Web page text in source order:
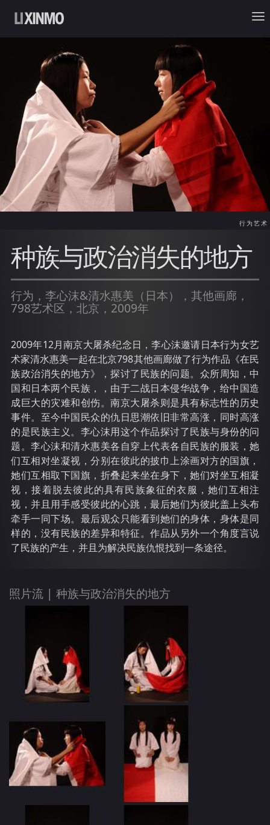
行为艺术
种族与政治消失的地方
行为，李心沫&清水惠美（日本），其他画廊，
798艺术区，北京，2009年
2009年12月南京大屠杀纪念日，李心沫邀请日本行为女艺
术家清水惠美一起在北京798其他画廊做了行为作品《在民
族政治消失的地方》，探讨了民族的问题。众所周知，中
国和日本两个民族，，由于二战日本侵华战争，给中国造
成巨大的灾难和创伤。南京大屠杀则是具有标志性的历史
事件。至今中国民众的仇日思潮依旧非常高涨，同时高涨
的是民族主义。李心沫用这个作品探讨了民族与身份的问
题。李心沫和清水惠美各自穿上代表各自民族的服装，她
们互相对坐凝视，分别在彼此的披巾上涂画对方的国旗，
她们互相取下国旗，折叠起来坐在身下，她们对坐互相凝
视，接着脱去彼此的具有民族象征的衣服，她们互相注
视，并且用手感受彼此的心跳，最后她们为彼此盖上头布
牵手一同下场。最后观众只能看到她们的身体，身体是同
样的，没有民族的差异和特征。作品从另外一个角度言说
了民族的产生，并且为解决民族仇恨找到一条途径。
照片流 | 种族与政治消失的地方